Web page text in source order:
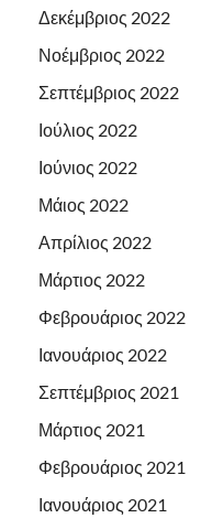
Δεκέμβριος 2022
Νοέμβριος 2022
Σεπτέμβριος 2022
Ιούλιος 2022
Ιούνιος 2022
Μάιος 2022
Απρίλιος 2022
Μάρτιος 2022
Φεβρουάριος 2022
Ιανουάριος 2022
Σεπτέμβριος 2021
Μάρτιος 2021
Φεβρουάριος 2021
Ιανουάριος 2021